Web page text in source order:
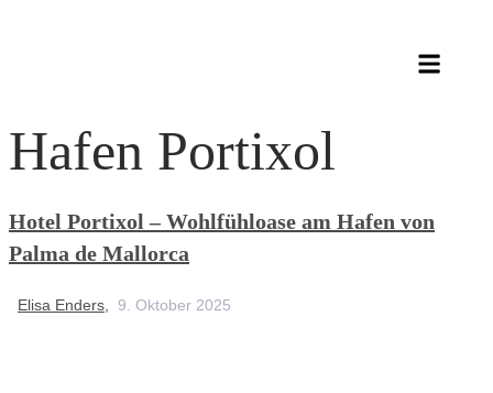
Hafen Portixol
Hotel Portixol – Wohlfühloase am Hafen von
Palma de Mallorca
Elisa Enders, 9. Oktober 2025